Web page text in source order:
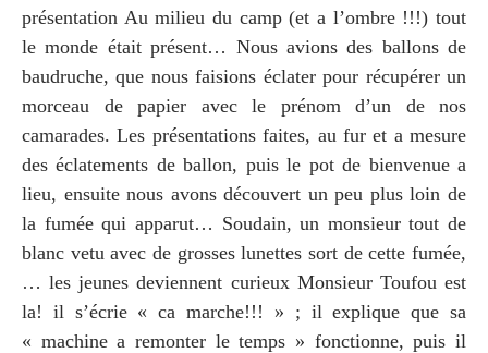
présentation Au milieu du camp (et a l’ombre !!!) tout
le monde était présent… Nous avions des ballons de
baudruche, que nous faisions éclater pour récupérer un
morceau de papier avec le prénom d’un de nos
camarades. Les présentations faites, au fur et a mesure
des éclatements de ballon, puis le pot de bienvenue a
lieu, ensuite nous avons découvert un peu plus loin de
la fumée qui apparut… Soudain, un monsieur tout de
blanc vetu avec de grosses lunettes sort de cette fumée,
… les jeunes deviennent curieux Monsieur Toufou est
la! il s’écrie « ca marche!!! » ; il explique que sa
« machine a remonter le temps » fonctionne, puis il